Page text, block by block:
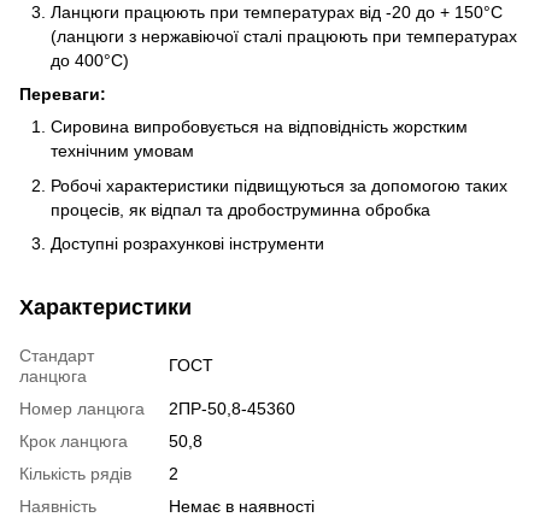
Ланцюги працюють при температурах від -20 до + 150°C
(ланцюги з нержавіючої сталі працюють при температурах
до 400°C)
Переваги:
Сировина випробовується на відповідність жорстким
технічним умовам
Робочі характеристики підвищуються за допомогою таких
процесів, як відпал та дробоструминна обробка
Доступні розрахункові інструменти
Характеристики
Стандарт
ланцюга
ГОСТ
Номер ланцюга
2ПР-50,8-45360
Крок ланцюга
50,8
Кількість рядів
2
Наявність
Немає в наявності